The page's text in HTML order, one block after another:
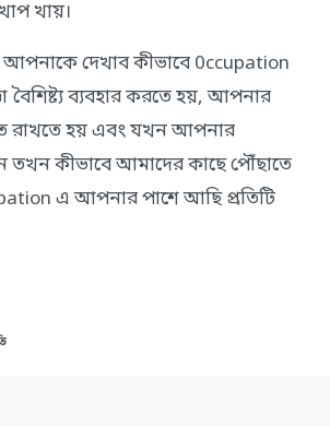
খায়।
দেখাব কীভাবে 0ccupation
বৈশিষ্ট্য ব্যবহার করতে হয়, আপনার
রাখতে হয় এবং যখন আপনার
তখন কীভাবে আমাদের কাছে পৌঁছাতে
এ আপনার পাশে আছি প্রতিটি